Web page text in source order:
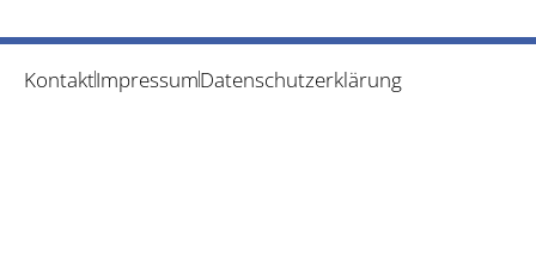
KontaktImpressumDatenschutzerklärung